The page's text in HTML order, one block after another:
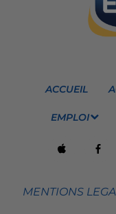
ACCUEIL
EMPLOI
MENTIONS